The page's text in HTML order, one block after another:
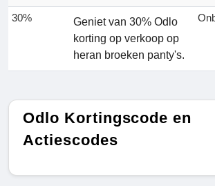
30%
Geniet van 30% Odlo
korting op verkoop op
heran broeken panty's.
Odlo Kortingscode en
Actiescodes